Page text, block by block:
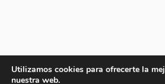
Utilizamos cookies para ofrecerte la
nuestra web.